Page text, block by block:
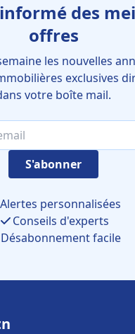
des
offres
les nouvelles
exclusives
votre boîte mail.
S'abonner
Alertes personnalisées
Conseils d'experts
Désabonnement facile